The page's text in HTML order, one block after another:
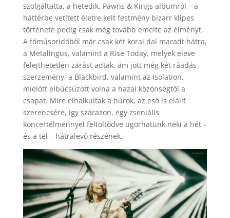
szolgáltatta, a hetedik, Pawns & Kings albumról – a
háttérbe vetített életre kelt festmény bizarr klipes
története pedig csak még tovább emelte az élményt.
A főműsoridőből már csak két korai dal maradt hátra,
a Metalingus, valamint a Rise Today, melyek eleve
felejthetetlen zárást adtak, ám jött még két ráadás
szerzemény, a Blackbird, valamint az Isolation,
mielőtt elbúcsúzott volna a hazai közönségtől a
csapat. Mire elhalkultak a húrok, az eső is elállt
szerencsére, így szárazon, egy zseniális
koncertélménnyel feltöltődve ugorhatunk neki a hét –
és a tél – hátralevő részének.